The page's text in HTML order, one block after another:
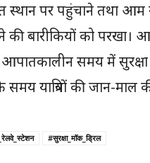
स्थान पर पहुंचाने तथा आम
बारीकियों को परखा।
समय में
यात्रियों की जान-माल
#सुरक्षा_मॉक_ड्रिल